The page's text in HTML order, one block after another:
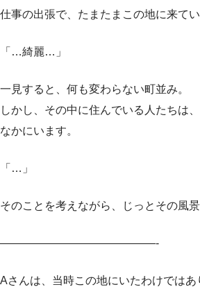
仕事の出張で、たまたまこの地に来てい
「…綺麗…」
一見すると、何も変わらない町並み。
しかし、その中に住んでいる人たちは
なかにいます。
「…」
そのことを考えながら、じっとその風
——————————————-
Aさんは、当時この地にいたわけではあ